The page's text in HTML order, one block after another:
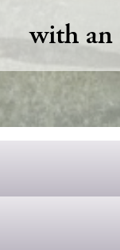
with an